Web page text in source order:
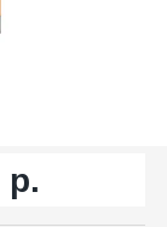
р.